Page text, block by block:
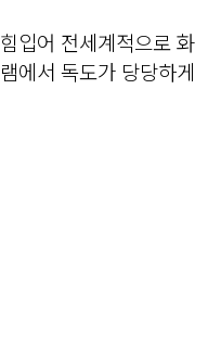
입어 전세계적으로 화
에서 독도가 당당하게